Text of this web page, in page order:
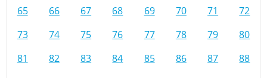
65
66 67 68 69 70 71
72
73
74 75 76 77 78 79
80
81
82 83 84 85 86 87
88